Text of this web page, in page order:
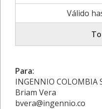
Válido
Para:
INGENNIO COLOMBIA
Briam Vera
bvera@ingennio.co